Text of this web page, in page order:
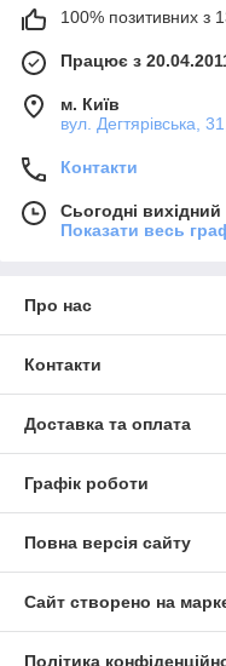
100% позитивних з
Працює з
м. Київ
вул. Дегтярівська,
Контакти
Сьогодні вихідний
Показати весь
Про нас
Контакти
Доставка та оплата
Графік роботи
Повна версія сайту
Сайт створено на
Політика